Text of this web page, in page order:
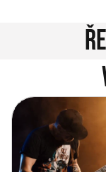
Vítejte na novém
City